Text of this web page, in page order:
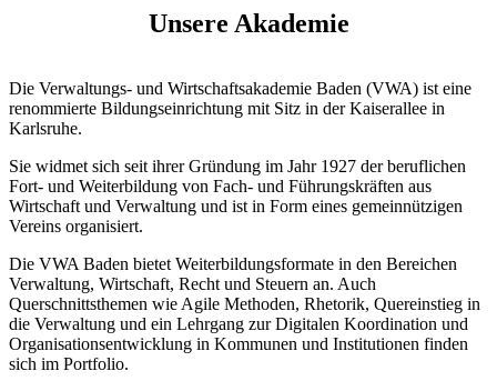
Unsere Akademie
Die Verwaltungs- und Wirtschaftsakademie Baden (VWA) ist eine
renommierte Bildungseinrichtung mit Sitz in der Kaiserallee in
Karlsruhe.
Sie widmet sich seit ihrer Gründung im Jahr 1927 der beruflichen
Fort- und Weiterbildung von Fach- und Führungskräften aus
Wirtschaft und Verwaltung und ist in Form eines gemeinnützigen
Vereins organisiert.
Die VWA Baden bietet Weiterbildungsformate in den Bereichen
Verwaltung, Wirtschaft, Recht und Steuern an. Auch
Querschnittsthemen wie Agile Methoden, Rhetorik, Quereinstieg in
die Verwaltung und ein Lehrgang zur Digitalen Koordination und
Organisationsentwicklung in Kommunen und Institutionen finden
sich im Portfolio.